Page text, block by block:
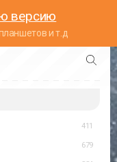
версию
и т.д
411
679